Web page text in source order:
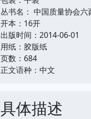
丛书名： 中国质量协会
开本：16开
出版时间：2014-06-01
用纸：胶版纸
页数：684
正文语种：中文
具体描述